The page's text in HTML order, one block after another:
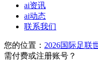
ai资讯
ai动态
联系我们
您的位置： 2026国际足联
需付费或注册账号？